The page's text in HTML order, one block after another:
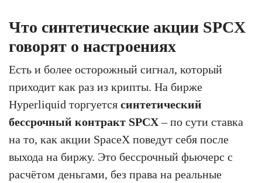
Что синтетические акции SPCX
говорят о настроениях
Есть и более осторожный сигнал, который
приходит как раз из крипты. На бирже
Hyperliquid торгуется синтетический
бессрочный контракт SPCX– по сути ставка
на то, как акции SpaceX поведут себя после
выхода на биржу. Это бессрочный фьючерс с
расчётом деньгами, без права на реальные